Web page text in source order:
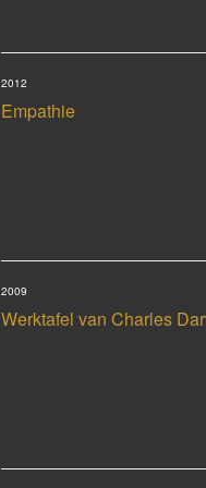
Empathie
2012
Werktafel van Charles
2009